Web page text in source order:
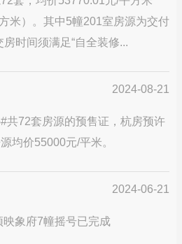
米）。其中5幢201室房源为交付
时间须满足“自全装修...
2024-08-21
共72套房源的预售证，杭房预许
均价55000元/平米。
2024-06-21
象府7幢摇号已完成